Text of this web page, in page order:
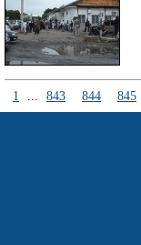
1 ... 843 844 845